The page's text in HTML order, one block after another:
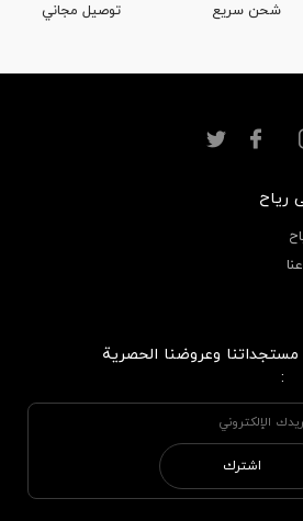
شحن سريع توصيل مجاني
رياح
وعروضنا الحصرية
:
اشترك